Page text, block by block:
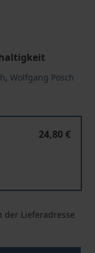
, Wolfgang Posch
24,80 €
der Lieferadresse